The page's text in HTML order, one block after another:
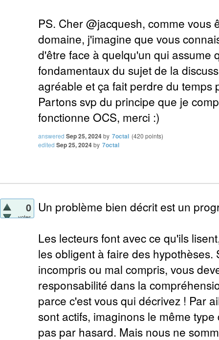
PS. Cher @jacquesh, comme vous
domaine, j'imagine que vous
d'être face à quelqu'un qui assume
fondamentaux du sujet de la
agréable et ça fait perdre du temps
Partons svp du principe que je
fonctionne OCS, merci :)
answered Sep 25, 2024by 7octal (420 points)
edited Sep 25, 2024by 7octal
0
votes
Un problème bien décrit est un
Les lecteurs font avec ce qu'ils
les obligent à faire des hypothèses.
incompris ou mal compris, vous
responsabilité dans la
parce c'est vous qui décrivez ! Par
sont actifs, imaginons le même
pas par hasard. Mais nous ne